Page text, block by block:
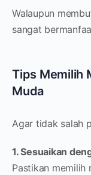
Walaupun
sangat
Tips Memilih
Muda
Agar tidak salah
1. Sesuaikan
Pastikan memilih